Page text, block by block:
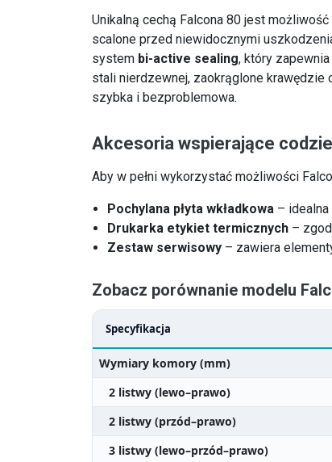
Unikalną cechą Falcona 80 jest
scalone przed niewidocznymi
system bi-active sealing, który
stali nierdzewnej, zaokrąglone krawędzie
szybka i bezproblemowa.
Akcesoria wspierające
Aby w pełni wykorzystać możliwości
Pochylana płyta wkładkowa –
Drukarka etykiet termicznych –
Zestaw serwisowy – zawiera
Zobacz porównanie modelu
Specyfikacja
Wymiary komory (mm)
2 listwy (lewo–prawo)
2 listwy (przód–prawo)
3 listwy (lewo–przód–prawo)